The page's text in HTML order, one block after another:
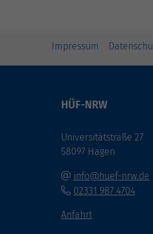
Impressum
HÜF-NRW
Universitätstraße 27
58097 Hagen
info@huef-nrw.de
02331 987 4704
Anfahrt